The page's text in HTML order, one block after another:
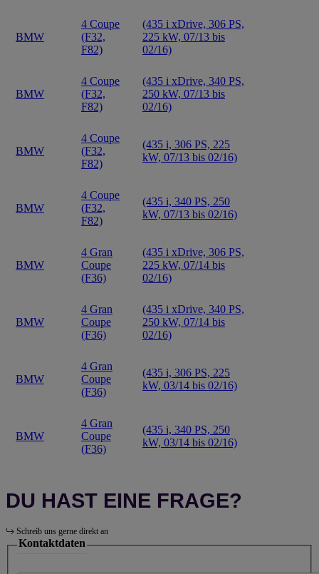
BMW
4 Coupe
(F32,
F82)
(435 i xDrive, 306 PS,
225 kW, 07/13 bis
02/16)
BMW
4 Coupe
(F32,
F82)
(435 i xDrive, 340 PS,
250 kW, 07/13 bis
02/16)
BMW
4 Coupe
(F32,
F82)
(435 i, 306 PS, 225
kW, 07/13 bis 02/16)
BMW
4 Coupe
(F32,
F82)
(435 i, 340 PS, 250
kW, 07/13 bis 02/16)
BMW
4 Gran
Coupe
(F36)
(435 i xDrive, 306 PS,
225 kW, 07/14 bis
02/16)
BMW
4 Gran
Coupe
(F36)
(435 i xDrive, 340 PS,
250 kW, 07/14 bis
02/16)
BMW
4 Gran
Coupe
(F36)
(435 i, 306 PS, 225
kW, 03/14 bis 02/16)
BMW
4 Gran
Coupe
(F36)
(435 i, 340 PS, 250
kW, 03/14 bis 02/16)
DU HAST EINE FRAGE?
Schreib uns gerne direkt an
Kontaktdaten